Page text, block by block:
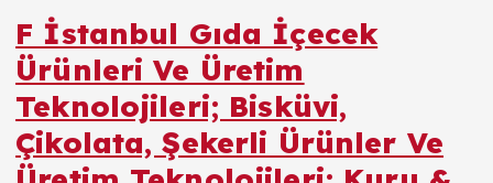
F İstanbul Gıda İçecek
Ürünleri Ve Üretim
Teknolojileri; Bisküvi,
Çikolata, Şekerli Ürünler Ve